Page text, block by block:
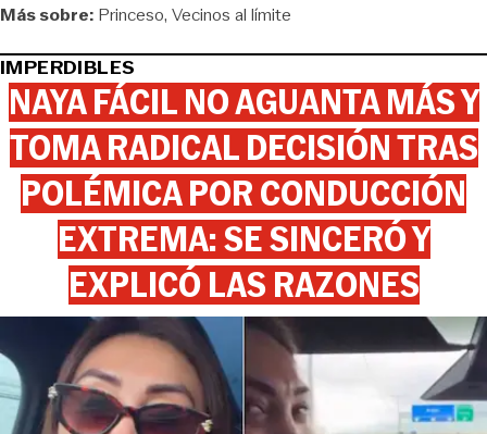
Más sobre: Princeso Vecinos al límite
IMPERDIBLES
NAYA FÁCIL NO AGUANTA MÁS Y
TOMA RADICAL DECISIÓN TRAS
POLÉMICA POR CONDUCCIÓN
EXTREMA: SE SINCERÓ Y
EXPLICÓ LAS RAZONES